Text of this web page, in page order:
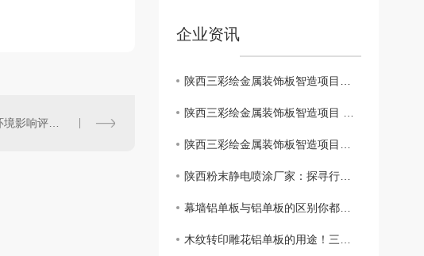
陕西三彩绘金属装饰板智造项目环境影响评价一次公示
企业资讯
陕西三彩绘金属装饰板智造项目环境影响评价环境影响报告书全本及公众参与说明公示（报批前公示）
陕西三彩绘金属装饰板智造项目 环境影响评价信息公示（二次公示）
陕西三彩绘金属装饰板智造项目环境影响评价一次公示
陕西粉末静电喷涂厂家：探寻行业..技术
幕墙铝单板与铝单板的区别你都知道吗？
木纹转印雕花铝单板的用途！三彩绘带你了解一下！